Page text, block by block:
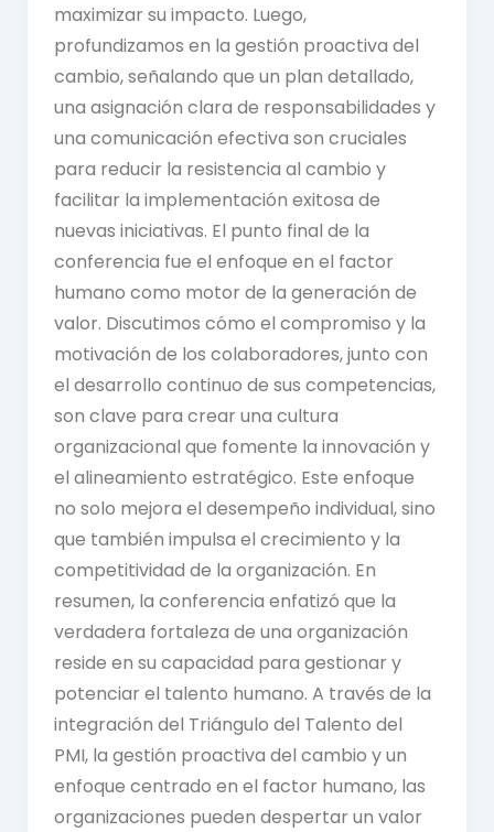
maximizar su impacto. Luego,
profundizamos en la gestión proactiva del
cambio, señalando que un plan detallado,
una asignación clara de responsabilidades y
una comunicación efectiva son cruciales
para reducir la resistencia al cambio y
facilitar la implementación exitosa de
nuevas iniciativas. El punto final de la
conferencia fue el enfoque en el factor
humano como motor de la generación de
valor. Discutimos cómo el compromiso y la
motivación de los colaboradores, junto con
el desarrollo continuo de sus competencias,
son clave para crear una cultura
organizacional que fomente la innovación y
el alineamiento estratégico. Este enfoque
no solo mejora el desempeño individual, sino
que también impulsa el crecimiento y la
competitividad de la organización. En
resumen, la conferencia enfatizó que la
verdadera fortaleza de una organización
reside en su capacidad para gestionar y
potenciar el talento humano. A través de la
integración del Triángulo del Talento del
PMI, la gestión proactiva del cambio y un
enfoque centrado en el factor humano, las
organizaciones pueden despertar un valor